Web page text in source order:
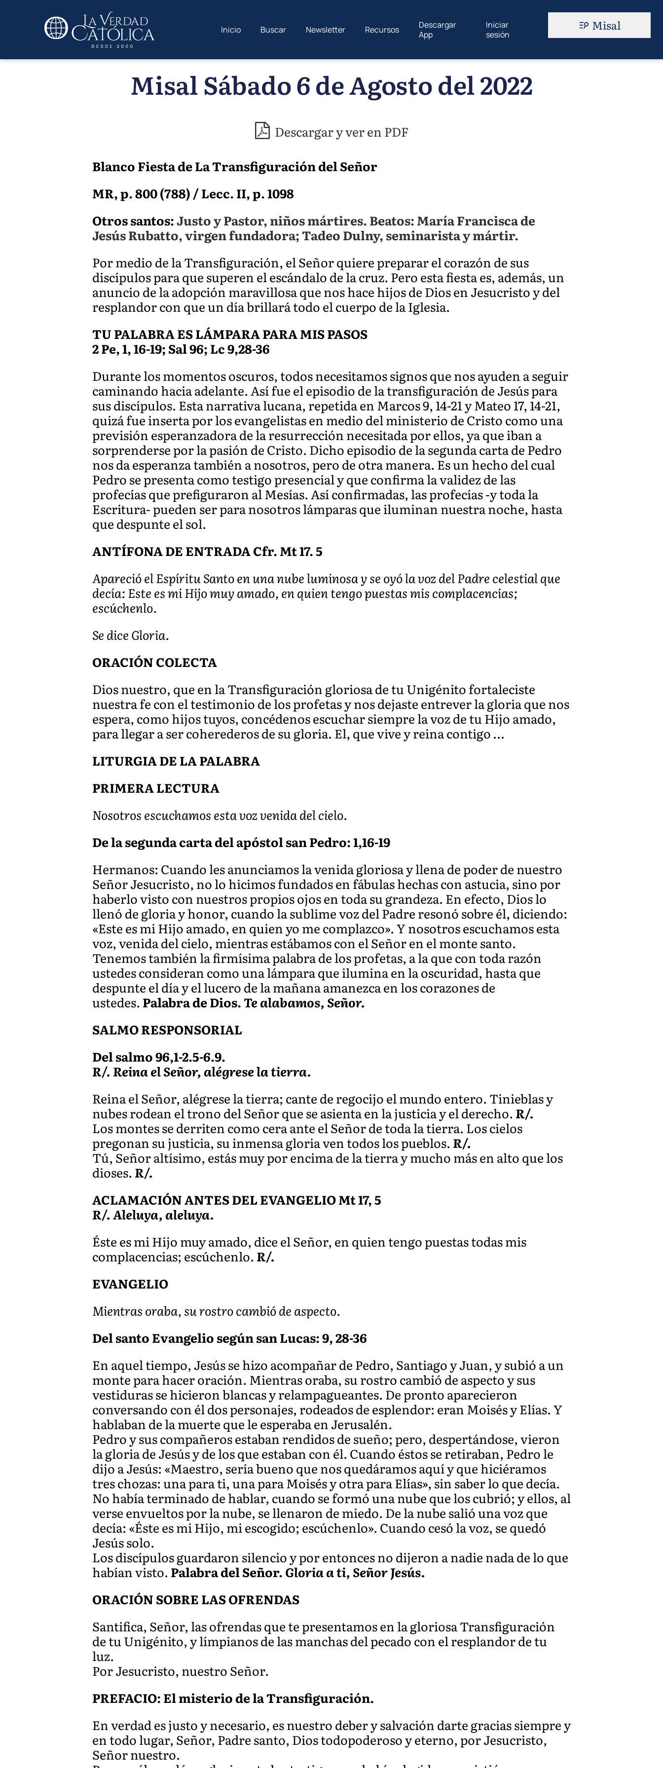
Inicio Buscar Newsletter Recursos
Descargar
App
Iniciar
sesión
Misal
Misal Sábado 6 de Agosto del 2022
Descargar y ver en PDF
Blanco Fiesta de La Transfiguración del Señor
MR, p. 800 (788) / Lecc. II, p. 1098
Otros santos:Justo y Pastor, niños mártires. Beatos: María Francisca de
Jesús Rubatto, virgen fundadora; Tadeo Dulny, seminarista y mártir.
Por medio de la Transfiguración, el Señor quiere preparar el corazón de sus
discípulos para que superen el escándalo de la cruz. Pero esta fiesta es, además, un
anuncio de la adopción maravillosa que nos hace hijos de Dios en Jesucristo y del
resplandor con que un día brillará todo el cuerpo de la Iglesia.
TU PALABRA ES LÁMPARA PARA MIS PASOS
2 Pe, 1, 16-19; Sal 96; Lc 9,28-36
Durante los momentos oscuros, todos necesitamos signos que nos ayuden a seguir
caminando hacia adelante. Así fue el episodio de la transfiguración de Jesús para
sus discípulos. Esta narrativa lucana, repetida en Marcos 9, 14-21 y Mateo 17, 14-21,
quizá fue inserta por los evangelistas en medio del ministerio de Cristo como una
previsión esperanzadora de la resurrección necesitada por ellos, ya que iban a
sorprenderse por la pasión de Cristo. Dicho episodio de la segunda carta de Pedro
nos da esperanza también a nosotros, pero de otra manera. Es un hecho del cual
Pedro se presenta como testigo presencial y que confirma la validez de las
profecías que prefiguraron al Mesías. Así confirmadas, las profecías -y toda la
Escritura- pueden ser para nosotros lámparas que iluminan nuestra noche, hasta
que despunte el sol.
ANTÍFONA DE ENTRADA Cfr. Mt 17. 5
Apareció el Espíritu Santo en una nube luminosa y se oyó la voz del Padre celestial que
decía: Este es mi Hijo muy amado, en quien tengo puestas mis complacencias;
escúchenlo.
Se dice Gloria.
ORACIÓN COLECTA
Dios nuestro, que en la Transfiguración gloriosa de tu Unigénito fortaleciste
nuestra fe con el testimonio de los profetas y nos dejaste entrever la gloria que nos
espera, como hijos tuyos, concédenos escuchar siempre la voz de tu Hijo amado,
para llegar a ser coherederos de su gloria. El, que vive y reina contigo …
LITURGIA DE LA PALABRA
PRIMERA LECTURA
Nosotros escuchamos esta voz venida del cielo.
De la segunda carta del apóstol san Pedro: 1,16-19
Hermanos: Cuando les anunciamos la venida gloriosa y llena de poder de nuestro
Señor Jesucristo, no lo hicimos fundados en fábulas hechas con astucia, sino por
haberlo visto con nuestros propios ojos en toda su grandeza. En efecto, Dios lo
llenó de gloria y honor, cuando la sublime voz del Padre resonó sobre él, diciendo:
«Este es mi Hijo amado, en quien yo me complazco». Y nosotros escuchamos esta
voz, venida del cielo, mientras estábamos con el Señor en el monte santo.
Tenemos también la firmísima palabra de los profetas, a la que con toda razón
ustedes consideran como una lámpara que ilumina en la oscuridad, hasta que
despunte el día y el lucero de la mañana amanezca en los corazones de
ustedes. Palabra de Dios.Te alabamos, Señor.
SALMO RESPONSORIAL
Del salmo 96,1-2.5-6.9.
R/. Reina el Señor, alégrese la tierra.
Reina el Señor, alégrese la tierra; cante de regocijo el mundo entero. Tinieblas y
nubes rodean el trono del Señor que se asienta en la justicia y el derecho.R/.
Los montes se derriten como cera ante el Señor de toda la tierra. Los cielos
pregonan su justicia, su inmensa gloria ven todos los pueblos.R/.
Tú, Señor altísimo, estás muy por encima de la tierra y mucho más en alto que los
dioses.R/.
ACLAMACIÓN ANTES DEL EVANGELIO Mt 17, 5
R/. Aleluya, aleluya.
Éste es mi Hijo muy amado, dice el Señor, en quien tengo puestas todas mis
complacencias; escúchenlo.R/.
EVANGELIO
Mientras oraba, su rostro cambió de aspecto.
Del santo Evangelio según san Lucas: 9, 28-36
En aquel tiempo, Jesús se hizo acompañar de Pedro, Santiago y Juan, y subió a un
monte para hacer oración. Mientras oraba, su rostro cambió de aspecto y sus
vestiduras se hicieron blancas y relampagueantes. De pronto aparecieron
conversando con él dos personajes, rodeados de esplendor: eran Moisés y Elías. Y
hablaban de la muerte que le esperaba en Jerusalén.
Pedro y sus compañeros estaban rendidos de sueño; pero, despertándose, vieron
la gloria de Jesús y de los que estaban con él. Cuando éstos se retiraban, Pedro le
dijo a Jesús: «Maestro, sería bueno que nos quedáramos aquí y que hiciéramos
tres chozas: una para ti, una para Moisés y otra para Elías», sin saber lo que decía.
No había terminado de hablar, cuando se formó una nube que los cubrió; y ellos, al
verse envueltos por la nube, se llenaron de miedo. De la nube salió una voz que
decía: «Éste es mi Hijo, mi escogido; escúchenlo». Cuando cesó la voz, se quedó
Jesús solo.
Los discípulos guardaron silencio y por entonces no dijeron a nadie nada de lo que
habían visto. Palabra del Señor.Gloria a ti, Señor Jesús.
ORACIÓN SOBRE LAS OFRENDAS
Santifica, Señor, las ofrendas que te presentamos en la gloriosa Transfiguración
de tu Unigénito, y límpianos de las manchas del pecado con el resplandor de tu
luz.
Por Jesucristo, nuestro Señor.
PREFACIO: El misterio de la Transfiguración.
En verdad es justo y necesario, es nuestro deber y salvación darte gracias siempre y
en todo lugar, Señor, Padre santo, Dios todopoderoso y eterno, por Jesucristo,
Señor nuestro.